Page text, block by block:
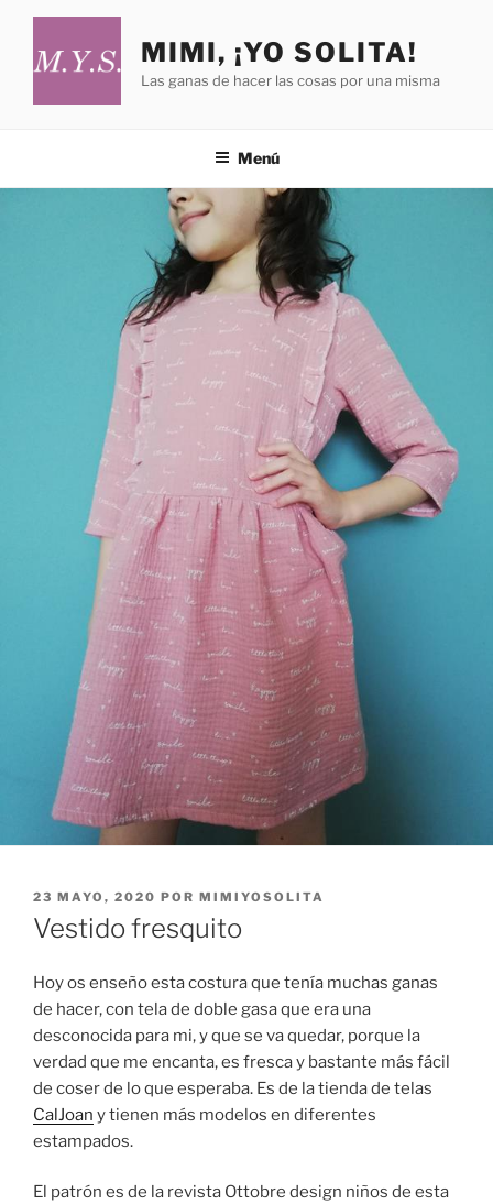
Saltar
contenido
MIMI, ¡YO SOLITA!
Las ganas de hacer las cosas por una misma
Menú
PUBLICADO
EL
23 MAYO, 2020 POR MIMIYOSOLITA
Vestido fresquito
Hoy os enseño esta costura que tenía muchas ganas
de hacer, con tela de doble gasa que era una
desconocida para mi, y que se va quedar, porque la
verdad que me encanta, es fresca y bastante más fácil
de coser de lo que esperaba. Es de la tienda de telas
CalJoan y tienen más modelos en diferentes
estampados.
El patrón es de la revista Ottobre design niños de esta